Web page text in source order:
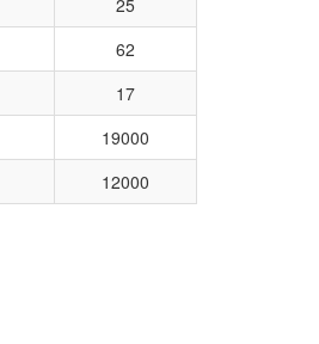
25
62
17
19000
12000